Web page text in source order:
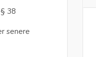
38
senere